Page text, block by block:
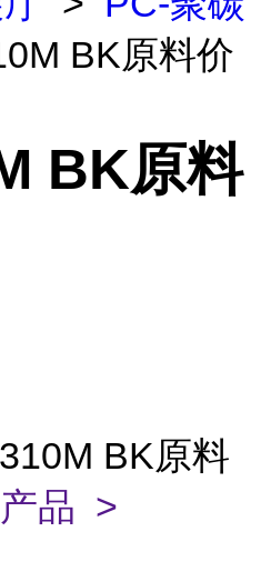
BK原料价
BK原料
BK原料
品 >